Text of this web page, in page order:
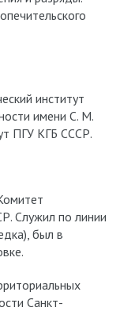
институт
имени С. М.
ПГУ КГБ СССР.
Служил по линии
был в
Санкт-